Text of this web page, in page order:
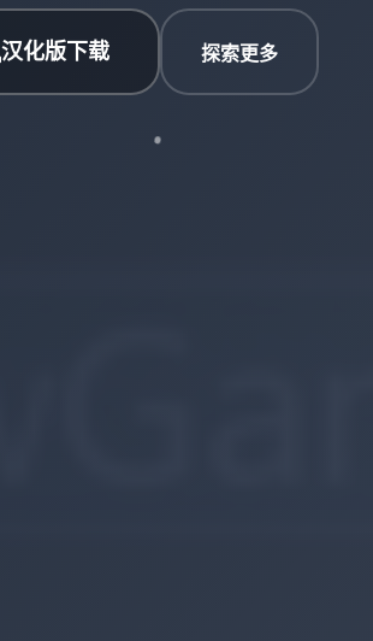
汉化版下载 探索更多